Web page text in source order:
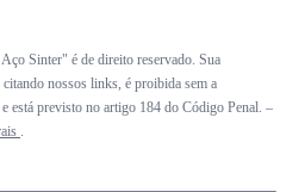
Sinter" é de direito reservado. Sua
nossos links, é proibida sem a
está previsto no artigo 184 do Código Penal. –
.